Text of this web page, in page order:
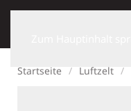
Startseite Luftzelt